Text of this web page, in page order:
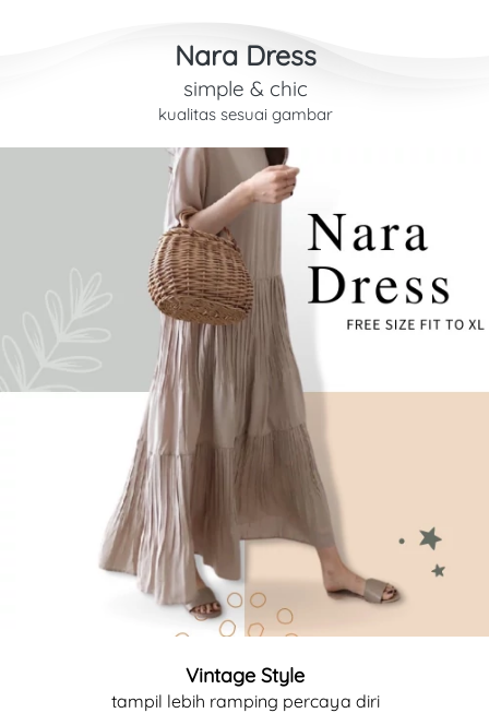
Nara Dress
simple & chic
kualitas sesuai gambar
Vintage Style
tampil lebih ramping percaya diri